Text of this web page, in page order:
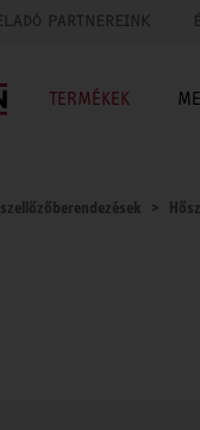
PARTNEREINK
TERMÉKEK